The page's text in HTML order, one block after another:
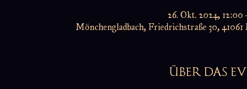
26. Okt. 2024, 12:00
Mönchengladbach, Friedrichstraße 30,
ÜBER DAS